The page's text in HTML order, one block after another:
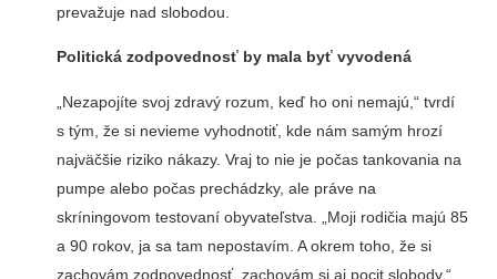
prevažuje nad slobodou.
Politická zodpovednosť by mala byť vyvodená
„Nezapojíte svoj zdravý rozum, keď ho oni nemajú,“ tvrdí
s tým, že si nevieme vyhodnotiť, kde nám samým hrozí
najväčšie riziko nákazy. Vraj to nie je počas tankovania na
pumpe alebo počas prechádzky, ale práve na
skríningovom testovaní obyvateľstva. „Moji rodičia majú 85
a 90 rokov, ja sa tam nepostavím. A okrem toho, že si
zachovám zodpovednosť, zachovám si aj pocit slobody,“